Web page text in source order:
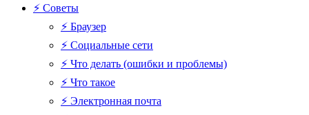
⚡ Советы
⚡ Браузер
⚡ Социальные сети
⚡ Что делать (ошибки и проблемы)
⚡ Что такое
⚡ Электронная почта